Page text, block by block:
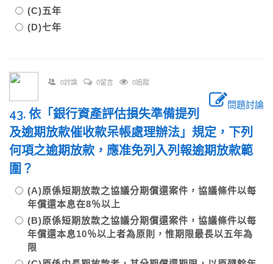
(C)五年
(D)七年
0討論 0留言 0追蹤
問題討論
43. 依「銀行資產評估損失準備提列
及逾期放款催收款呆帳處理辦法」規定，下列
何項之逾期放款，應准免列入列報逾期放款範
圍？
(A)原係短期放款之協議分期償還案件，協議條件以每
年償還本息在8％以上
(B)原係短期放款之協議分期償還案件，協議條件以每
年償還本息10％以上者為原則，惟期限最長以五年為
限